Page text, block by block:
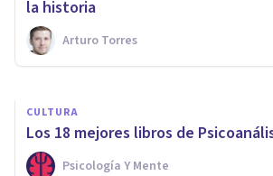
la historia
Arturo Torres
Gustav Jung
Arturo Torres
CULTURA
​Los 18 mejores libros de
Psicología Y Mente